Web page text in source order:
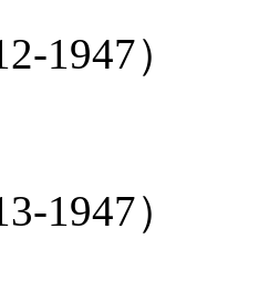
1947）
1947）